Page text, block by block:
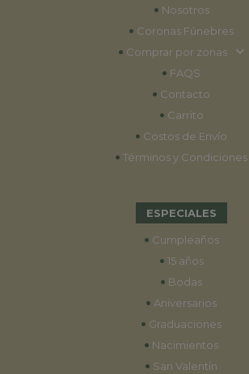
• Nosotros
• Coronas Fúnebres
• Comprar por zonas
• FAQS
• Contacto
• Carrito
• Costos de Envío
• Términos y Condiciones
ESPECIALES
• Cumpleaños
• 15 años
• Bodas
• Aniversarios
• Graduaciones
• Nacimientos
• San Valentín